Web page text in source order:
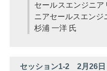
セールスエンジニ
ニアセールスエンジ
杉浦 一洋 氏
セッション1-2 2月26